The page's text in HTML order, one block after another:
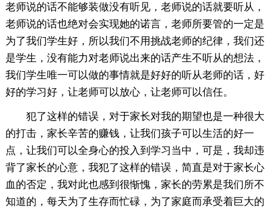
老师说的话不能够装做没有听见，老师说的话就要听从，
老师说的话也绝对会实现她的诺言，老师所要管的一定是
为了我们学生好，所以我们不用挑战老师的纪律，我们还
是学生，没有能力对老师说出来的话产生不听从的想法，
我们学生唯一可以做的事情就是好好的听从老师的话，好
好的学习好，让老师可以放心，让老师可以信任。
犯了这样的错误，对于家长对我的期望也是一种很大
的打击，家长辛苦的赚钱，让我们孩子可以生活的好一
点，让我们可以全身心的投入到学习当中，可是，我却违
背了家长的心意，我犯了这样的错误，简直是对于家长心
血的否定，我对此也感到很惭愧，家长的劳累是我们所不
知道的，每天为了生存而忙碌，为了家庭而承受着巨大的